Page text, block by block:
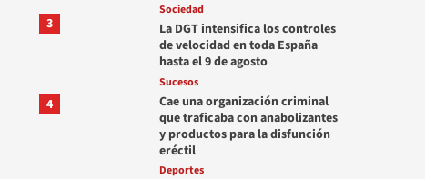
3
Sociedad
La DGT intensifica los controles
de velocidad en toda España
hasta el 9 de agosto
4
Sucesos
Cae una organización criminal
que traficaba con anabolizantes
y productos para la disfunción
eréctil
Deportes